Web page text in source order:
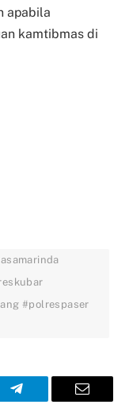
apabila
kamtibmas di
#polrespaser
Telegram Email